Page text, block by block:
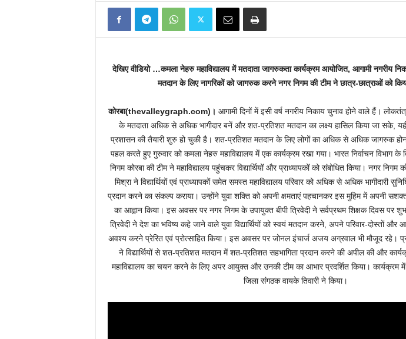
देखिए वीडियो …कमला नेहरु महाविद्यालय में मतदाता जागरुकता कार्यक्रम आयोजित, आगामी नगरीय
मतदान के लिए नागरिकों को जागरुक करने नगर निगम की टीम ने छात्र-छात्राओं को
कोरबा(thevalleygraph.com)। आगामी दिनों में इसी वर्ष नगरीय निकाय चुनाव होने वाले हैं।
के मतदाता अधिक से अधिक भागीदार बनें और शत-प्रतिशत मतदान का लक्ष्य हासिल किया जा सके,
प्रशासन की तैयारी शुरु हो चुकी है। शत-प्रतिशत मतदान के लिए लोगों का अधिक से अधिक जागरुक होना
पहल करते हुए गुरुवार को कमला नेहरु महाविद्यालय में एक कार्यक्रम रखा गया। भारत निर्वाचन विभाग के
निगम कोरबा की टीम ने महाविद्यालय पहुंचकर विद्यार्थियों और प्राध्यापकों को संबोधित किया। नगर
मिश्रा ने विद्यार्थियों एवं प्राध्यापकों समेत समस्त महाविद्यालय परिवार को अधिक से अधिक भागीदारी
प्रदान करने का संकल्प कराया। उन्होंने युवा शक्ति को अपनी क्षमताएं पहचानकर इस मुहिम में अपनी
का आह्वान किया। इस अवसर पर नगर निगम के उपायुक्त बीपी त्रिवेदी ने सर्वप्रथम शिक्षक दिवस पर
त्रिवेदी ने देश का भविष्य कहे जाने वाले युवा विद्यार्थियों को स्वयं मतदान करने, अपने परिवार-दोस्तों
अवश्य करने प्रेरित एवं प्रोत्साहित किया। इस अवसर पर जोनल इंचार्ज अजय अग्रवाल भी मौजूद रहे।
ने विद्यार्थियों से शत-प्रतिशत मतदान में शत-प्रतिशत सहभागिता प्रदान करने की अपील की और
महाविद्यालय का चयन करने के लिए अपर आयुक्त और उनकी टीम का आभार प्रदर्शित किया।
जिला संगठक वायके तिवारी ने किया।